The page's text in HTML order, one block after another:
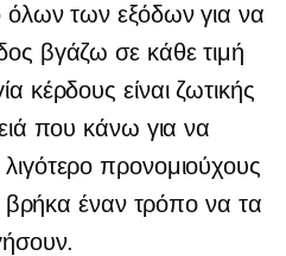
των εξόδων για να
βγάζω σε κάθε τιμή
κέρδους είναι ζωτικής
που κάνω για να
προνομιούχους
βρήκα έναν τρόπο να τα